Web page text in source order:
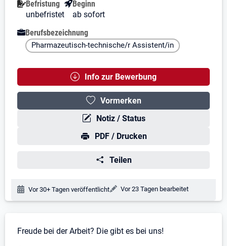
Befristung
unbefristet
Beginn
ab sofort
Berufsbezeichnung
Pharmazeutisch-technische/r Assistent/in
Info zur Bewerbung
Vormerken
Notiz / Status
PDF / Drucken
Teilen
Veröffentlichungsdatum:
Vor 30+ Tagen veröffentlicht Änderungsdatum:
Vor 23 Tagen bearbeitet
Stellenbeschreibung
Freude bei der Arbeit? Die gibt es bei uns!